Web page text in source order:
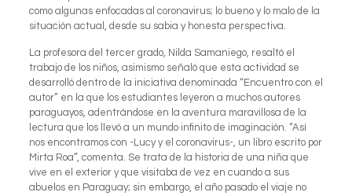
como algunas enfocadas al coronavirus; lo bueno y lo malo de la
situación actual, desde su sabia y honesta perspectiva.
La profesora del tercer grado, Nilda Samaniego, resaltó el
trabajo de los niños, asimismo señaló que esta actividad se
desarrolló dentro de la iniciativa denominada “Encuentro con el
autor” en la que los estudiantes leyeron a muchos autores
paraguayos, adentrándose en la aventura maravillosa de la
lectura que los llevó a un mundo infinito de imaginación. “Así
nos encontramos con -Lucy y el coronavirus-, un libro escrito por
Mirta Roa”, comenta. Se trata de la historia de una niña que
vive en el exterior y que visitaba de vez en cuando a sus
abuelos en Paraguay; sin embargo, el año pasado el viaje no